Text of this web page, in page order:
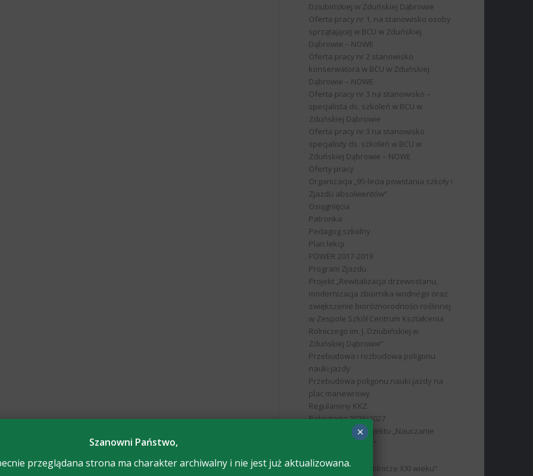
Dziubińskiej w Zduńskiej Dąbrowie
Oferta pracy nr 1. na stanowisko osoby
sprzątającej w BCU w Zduńskiej
Dąbrowie – NOWE
Oferta pracy nr 2 stanowisko
konserwatora w BCU w Zduńskiej
Dąbrowie – NOWE
Oferta pracy nr 3 na stanowisko –
specjalista ds. szkoleń w BCU w
Zduńskiej Dąbrowie
Oferta pracy nr 3 na stanowisko
specjalisty ds. szkoleń w BCU w
Zduńskiej Dąbrowie – NOWE
Oferty pracy
Organizacja „95-lecia powstania szkoły i
Zjazdu absolwentów”
Osiągnięcia
Patronka
Pedagog szkolny
Plan lekcji
POWER 2017-2019
Program Zjazdu
Projekt „Rewitalizacja drzewostanu,
modernizacja zbiornika wodnego oraz
zwiększenie bioróżnorodności roślinnej
w Zespole Szkół Centrum Kształcenia
Rolniczego im. J. Dziubińskiej w
Zduńskiej Dąbrowie”
Przebudowa i rozbudowa poligonu
nauki jazdy
Przebudowa poligonu nauki jazdy na
plac manewrowy
Regulaminy KKZ
Rekrutacja 2026/2027
Rekrutacja do projektu „Nauczanie
rolnicze XXI wieku”
RPO „Nauczanie rolnicze XXI wieku”
Szanowni Państwo,
przeglądana strona ma charakter archiwalny i nie jest już aktualizowana.
×